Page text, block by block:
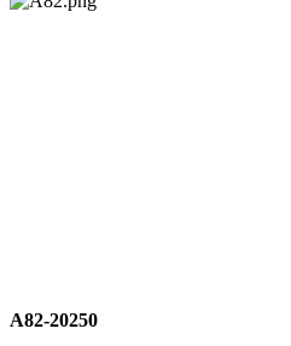
A82-20250